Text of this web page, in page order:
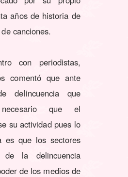
años de historia de
canciones.
con periodistas,
comentó que ante
delincuencia que
que el
su actividad pues lo
es que los sectores
de la delincuencia
de los medios de